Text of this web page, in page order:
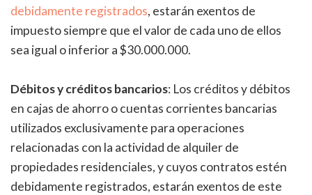
debidamente registrados, estarán exentos de
impuesto siempre que el valor de cada uno de ellos
sea igual o inferior a $30.000.000.
Débitos y créditos bancarios: Los créditos y débitos
en cajas de ahorro o cuentas corrientes bancarias
utilizados exclusivamente para operaciones
relacionadas con la actividad de alquiler de
propiedades residenciales, y cuyos contratos estén
debidamente registrados, estarán exentos de este